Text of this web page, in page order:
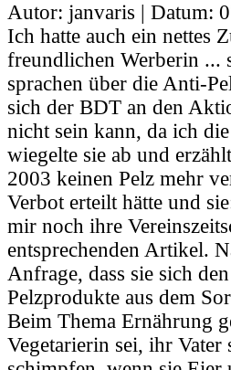
Autor: janvaris | Datum:
Ich hatte auch ein nettes
freundlichen Werberin ...
sprachen über die Anti-
sich der BDT an den
nicht sein kann, da ich
wiegelte sie ab und
2003 keinen Pelz mehr
Verbot erteilt hätte und
mir noch ihre
entsprechenden Artikel.
Anfrage, dass sie sich
Pelzprodukte aus dem
Beim Thema Ernährung
Vegetarierin sei, ihr